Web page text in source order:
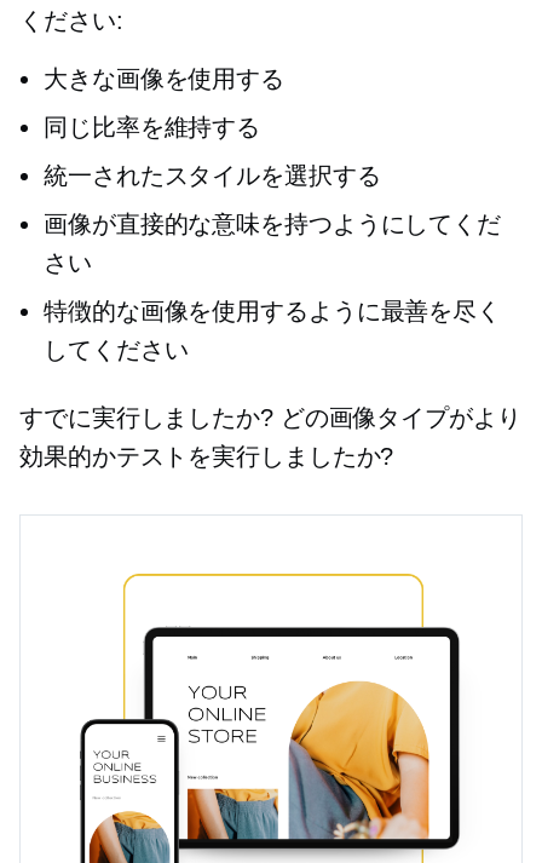
ください:
大きな画像を使用する
同じ比率を維持する
統一されたスタイルを選択する
画像が直接的な意味を持つようにしてくだ
さい
特徴的な画像を使用するように最善を尽く
してください
すでに実行しましたか? どの画像タイプがより
効果的かテストを実行しましたか?